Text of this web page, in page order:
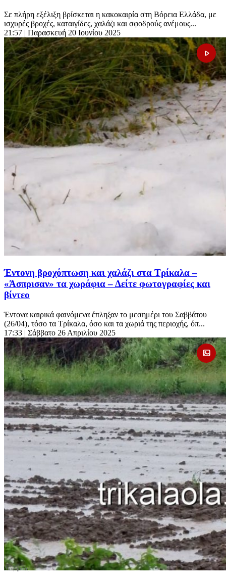
Σε πλήρη εξέλιξη βρίσκεται η κακοκαιρία στη Βόρεια Ελλάδα, με
ισχυρές βροχές, καταιγίδες, χαλάζι και σφοδρούς ανέμους...
21:57 | Παρασκευή 20 Ιουνίου 2025
Έντονη βροχόπτωση και χαλάζι στα Τρίκαλα –
«Άσπρισαν» τα χωράφια – Δείτε φωτογραφίες και
βίντεο
Έντονα καιρικά φαινόμενα έπληξαν το μεσημέρι του Σαββάτου
(26/04), τόσο τα Τρίκαλα, όσο και τα χωριά της περιοχής, όπ...
17:33 | Σάββατο 26 Απριλίου 2025